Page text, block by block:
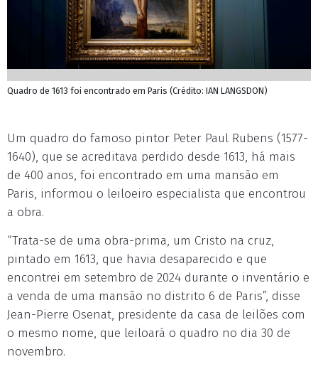
Quadro de 1613 foi encontrado em Paris (Crédito: IAN LANGSDON)
Um quadro do famoso pintor Peter Paul Rubens (1577-
1640), que se acreditava perdido desde 1613, há mais
de 400 anos, foi encontrado em uma mansão em
Paris, informou o leiloeiro especialista que encontrou
a obra.
“Trata-se de uma obra-prima, um Cristo na cruz,
pintado em 1613, que havia desaparecido e que
encontrei em setembro de 2024 durante o inventário e
a venda de uma mansão no distrito 6 de Paris”, disse
Jean-Pierre Osenat, presidente da casa de leilões com
o mesmo nome, que leiloará o quadro no dia 30 de
novembro.